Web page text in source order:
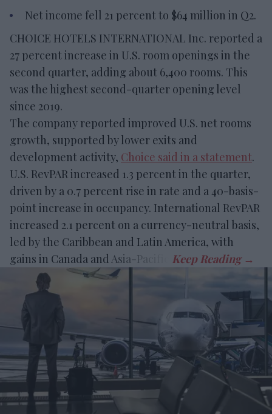
Net income fell 21 percent to $64 million in Q2.
CHOICE HOTELS INTERNATIONAL Inc. reported a
27 percent increase in U.S. room openings in the
second quarter, adding about 6,400 rooms. This
was the highest second-quarter opening level
since 2019.
The company reported improved U.S. net rooms
growth, supported by lower exits and
development activity, Choice said in a statement.
U.S. RevPAR increased 1.3 percent in the quarter,
driven by a 0.7 percent rise in rate and a 40-basis-
point increase in occupancy. International RevPAR
increased 2.1 percent on a currency-neutral basis,
led by the Caribbean and Latin America, with
gains in Canada and Asia-Pacific.